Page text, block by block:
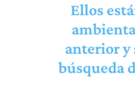
Ellos
anterior y
búsqueda